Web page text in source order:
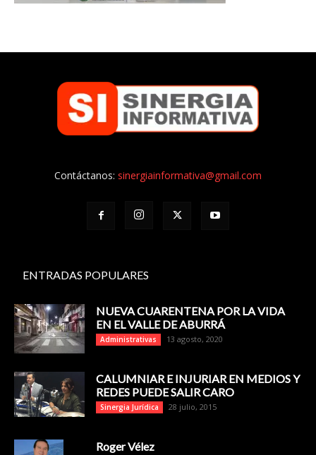
Contáctanos: sinergiainformativa@gmail.com
ENTRADAS POPULARES
NUEVA CUARENTENA POR LA VIDA
EN EL VALLE DE ABURRÁ
Administrativas 13 agosto, 2020
CALUMNIAR E INJURIAR EN MEDIOS Y
REDES PUEDE SALIR CARO
Sinergia Jurídica 28 julio, 2015
Roger Vélez